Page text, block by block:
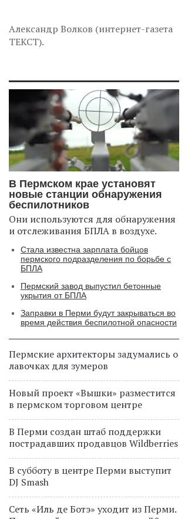
Александр Волков (интернет-газета
ТЕКСТ).
В Пермском крае установят
новые станции обнаружения
беспилотников
Они используются для обнаружения
и отслеживания БПЛА в воздухе.
Стала известна зарплата бойцов
пермского подразделения по борьбе с
БПЛА
Пермский завод выпустил бетонные
укрытия от БПЛА
Заправки в Перми будут закрываться во
время действия беспилотной опасности
Пермские архитекторы задумались о
лавочках для зумеров
Новый проект «Вышки» разместится
в пермском торговом центре
В Перми создан штаб поддержки
пострадавших продавцов Wildberries
В субботу в центре Перми выступит
DJ Smash
Сеть «Иль де Ботэ» уходит из Перми.